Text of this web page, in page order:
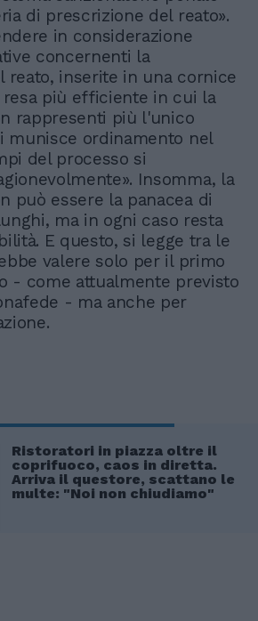
di prescrizione del reato».
in considerazione
concernenti la
reato, inserite in una cornice
resa più efficiente in cui la
rappresenti più l'unico
munisce ordinamento nel
del processo si
Insomma, la
può essere la panacea di
ma in ogni caso resta
E questo, si legge tra le
valere solo per il primo
- come attualmente previsto
- ma anche per
Ristoratori in piazza oltre il
coprifuoco, caos in diretta.
Arriva il questore, scattano le
multe: "Noi non chiudiamo"